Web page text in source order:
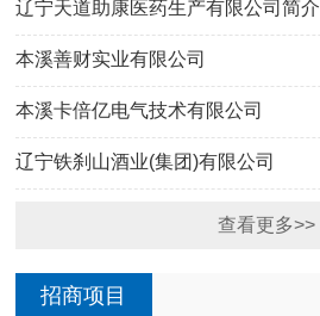
辽宁天道助康医药生产有限公司简介
本溪善财实业有限公司
本溪卡倍亿电气技术有限公司
辽宁铁刹山酒业(集团)有限公司
查看更多>>
招商项目